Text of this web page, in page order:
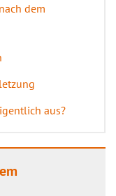
dem
aus?